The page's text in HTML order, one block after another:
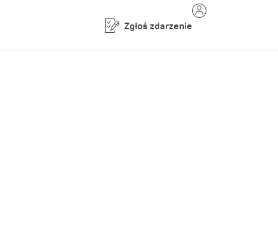
Zgłoś zdarzenie